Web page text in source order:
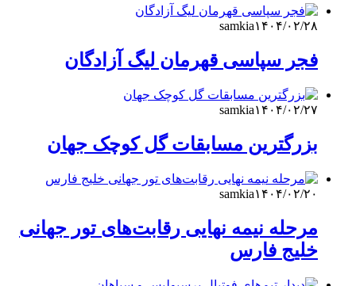
samkia۱۴۰۴/۰۲/۲۸
فجر سپاسی قهرمان لیگ آزادگان
samkia۱۴۰۴/۰۲/۲۷
بزرگترین مسابقات گل کوچک جهان
samkia۱۴۰۴/۰۲/۲۰
مرحله نیمه نهایی رقابت‌های تور جهانی
خلیج فارس